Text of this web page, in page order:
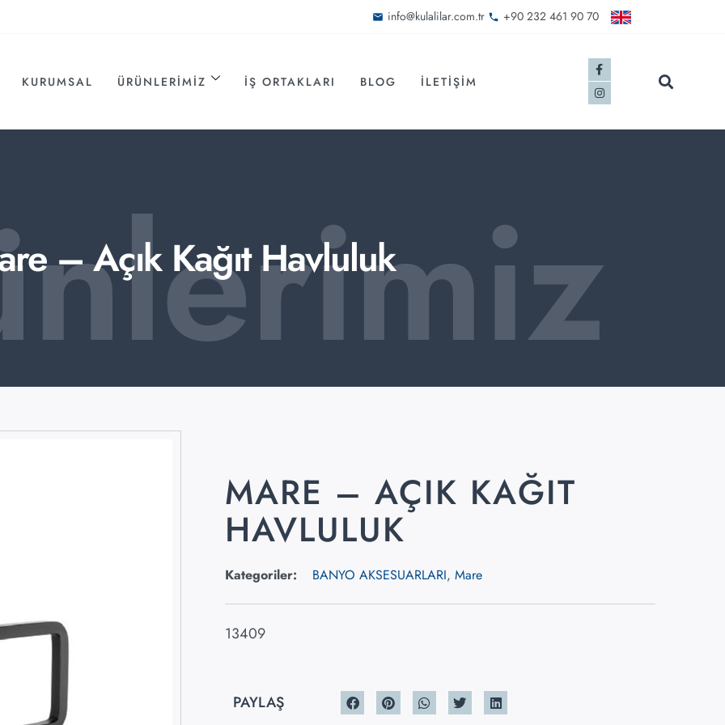
info@kulalilar.com.tr +90 232 461 90 70
KURUMSAL ÜRÜNLERIMIZ İŞ ORTAKLARI BLOG İLETIŞIM
– Açık Kağıt Havluluk
MARE – AÇIK KAĞIT
HAVLULUK
Kategoriler: BANYO AKSESUARLARI, Mare
13409
PAYLAŞ